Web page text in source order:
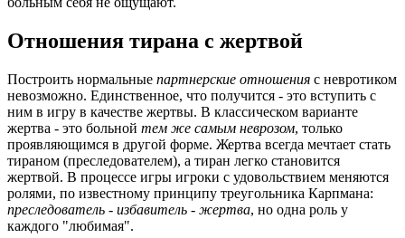
Отношения тирана с жертвой
Построить нормальные партнерские отношения с невротиком
невозможно. Единственное, что получится - это вступить с
ним в игру в качестве жертвы. В классическом варианте
жертва - это больной тем же самым неврозом, только
проявляющимся в другой форме. Жертва всегда мечтает стать
тираном (преследователем), а тиран легко становится
жертвой. В процессе игры игроки с удовольствием меняются
ролями, по известному принципу треугольника Карпмана:
преследователь - избавитель - жертва, но одна роль у
каждого "любимая".